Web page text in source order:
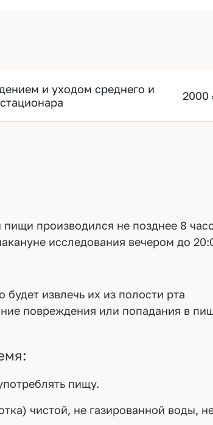
и уходом среднего и
2000
производился не позднее 8
исследования вечером до
извлечь их из полости рта
повреждения или попадания в
пищу.
чистой, не газированной воды,